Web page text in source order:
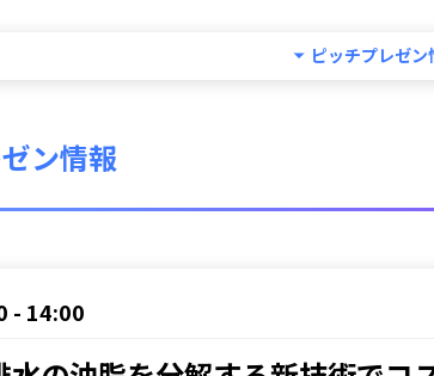
ピッチプレゼン
ン情報
- 14:00